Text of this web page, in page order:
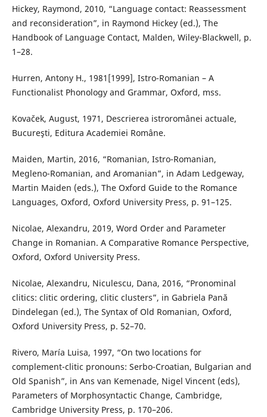
Hickey, Raymond, 2010, “Language contact: Reassessment
and reconsideration”, in Raymond Hickey (ed.), The
Handbook of Language Contact, Malden, Wiley-Blackwell, p.
1–28.
Hurren, Antony H., 1981[1999], Istro-Romanian – A
Functionalist Phonology and Grammar, Oxford, mss.
Kovaček, August, 1971, Descrierea istroromânei actuale,
Bucureşti, Editura Academiei Române.
Maiden, Martin, 2016, “Romanian, Istro-Romanian,
Megleno-Romanian, and Aromanian”, in Adam Ledgeway,
Martin Maiden (eds.), The Oxford Guide to the Romance
Languages, Oxford, Oxford University Press, p. 91–125.
Nicolae, Alexandru, 2019, Word Order and Parameter
Change in Romanian. A Comparative Romance Perspective,
Oxford, Oxford University Press.
Nicolae, Alexandru, Niculescu, Dana, 2016, “Pronominal
clitics: clitic ordering, clitic clusters”, in Gabriela Pană
Dindelegan (ed.), The Syntax of Old Romanian, Oxford,
Oxford University Press, p. 52–70.
Rivero, María Luisa, 1997, “On two locations for
complement-clitic pronouns: Serbo-Croatian, Bulgarian and
Old Spanish”, in Ans van Kemenade, Nigel Vincent (eds),
Parameters of Morphosyntactic Change, Cambridge,
Cambridge University Press, p. 170–206.